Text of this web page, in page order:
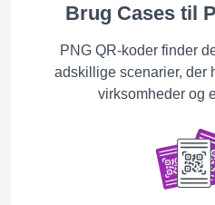
Brug Cases til
PNG QR-koder finder
adskillige scenarier, der
virksomheder og